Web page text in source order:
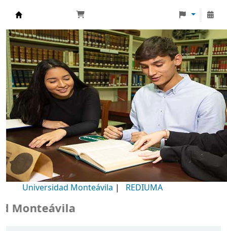
Biblioteca Universidad Monteávila
Universidad Monteávila | REDIUMA